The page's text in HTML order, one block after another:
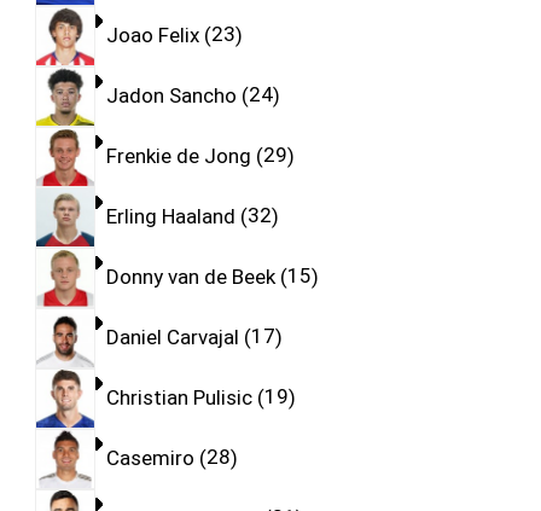
Joao Felix 23
Jadon Sancho 24
Frenkie de Jong 29
Erling Haaland 32
Donny van de Beek 15
Daniel Carvajal 17
Christian Pulisic 19
Casemiro 28